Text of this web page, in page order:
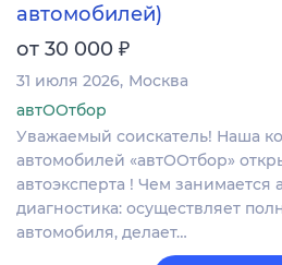
автомобилей)
от 30 000 ₽
31 июля 2026 Москва
автООтбор
Уважаемый соискатель! Наша
автомобилей «автООтбор»
автоэксперта ! Чем занимается
диагностика: осуществляет
автомобиля, делает…